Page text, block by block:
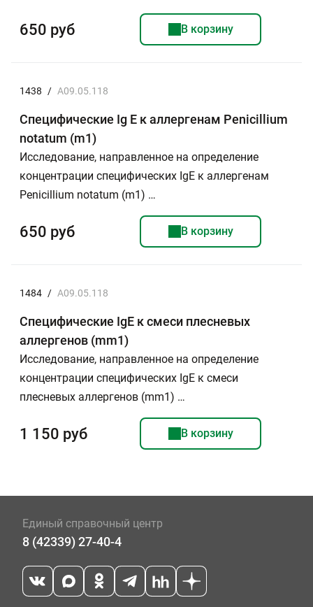
650 руб В корзину
1438 / A09.05.118
Специфические Ig E к аллергенам Penicillium
notatum (m1)
Исследование, направленное на определение
концентрации специфических IgE к аллергенам
Penicillium notatum (m1) …
650 руб В корзину
1484 / A09.05.118
Специфические IgE к смеси плесневых
аллергенов (mm1)
Исследование, направленное на определение
концентрации специфических IgE к смеси
плесневых аллергенов (mm1) …
1 150 руб В корзину
Единый справочный центр
8 (42339) 27-40-4